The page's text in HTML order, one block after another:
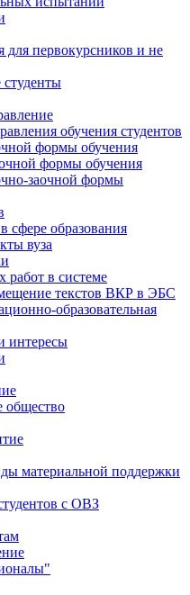
первокурсников и не
обучения студентов
формы обучения
формы обучения
заочной формы
сфере образования
вуза
работ в системе
текстов ВКР в ЭБС
образовательная
интересы
общество
материальной поддержки
с ОВЗ